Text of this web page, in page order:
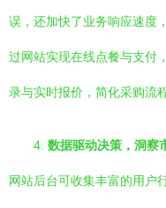
误，还加快了业务响应速度
过网站实现在线点餐与支付
录与实时报价，简化采购流程
4. 数据驱动决策，洞察
网站后台可收集丰富的用户